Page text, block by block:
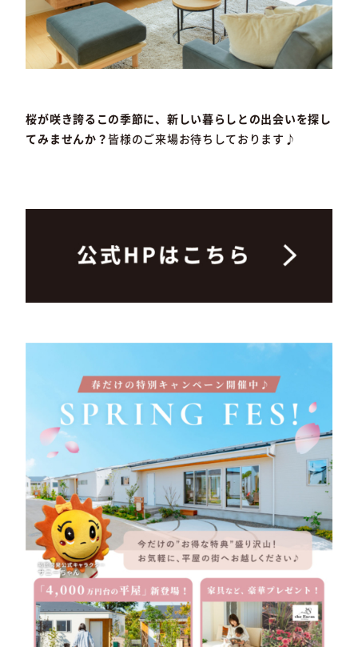
桜が咲き誇るこの季節に、新しい暮らしとの出会いを探し
てみませんか？皆様のご来場お待ちしております♪